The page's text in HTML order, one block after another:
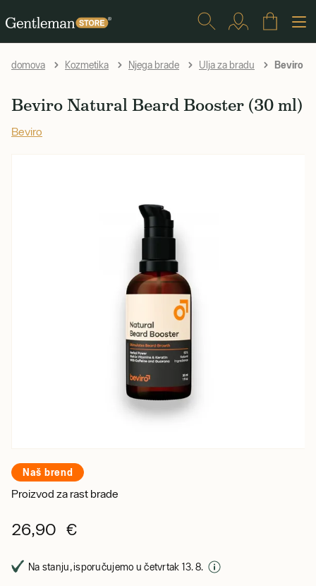
domova Kozmetika Njega brade Ulja za bradu Beviro
Beviro Natural Beard Booster (30 ml)
Beviro
Naš brend
Proizvod za rast brade
26,90 €
Na stanju, isporučujemo u četvrtak 13. 8.